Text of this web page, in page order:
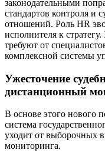
законодательными
стандартов контроля и
отношений. Роль HR
исполнителя к
требуют от
комплексной системы
Ужесточение
дистанционный
В основе этого нового
система
уходит от выборочных
мониторинга.